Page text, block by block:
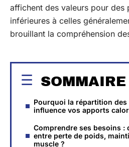
affichent des valeurs pour des
inférieures à celles
brouillant la compréhension
SOMMAIRE
Pourquoi la répartition
influence vos apports
Comprendre ses besoins :
entre perte de poids,
muscle ?